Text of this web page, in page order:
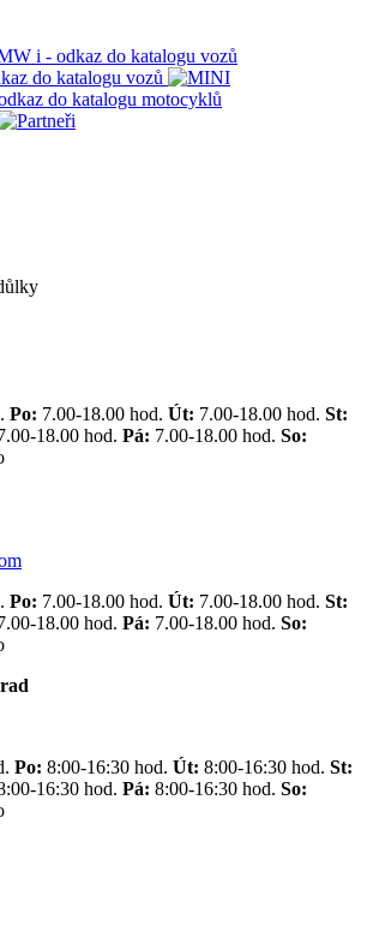
Po: 7.00-18.00 hod. Út: 7.00-18.00 hod. St:
18.00 hod. Pá: 7.00-18.00 hod. So:
Po: 7.00-18.00 hod. Út: 7.00-18.00 hod. St:
18.00 hod. Pá: 7.00-18.00 hod. So:
Po: 8:00-16:30 hod. Út: 8:00-16:30 hod. St:
16:30 hod. Pá: 8:00-16:30 hod. So: